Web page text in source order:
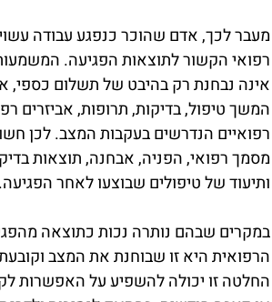
מעבר לכך, אדם שהוכר כנפגע עבודה עשוי
רפואי הקשור לתוצאות הפגיעה.
אינה נבחנת רק בהיבט של תשלום כספי,
המשך טיפול, בדיקות, תרופות, אביזרים
רפואיים הנדרשים בעקבות המצב. לכן
מסמך רפואי, הפניה, אבחנה, תוצאות
ותיעוד של טיפולים שבוצעו לאחר הפגיעה.
במקרים שבהם נותרה נכות כתוצאה
הרפואית היא זו שבוחנת את המצב
החלטה זו יכולה להשפיע על האפשרות